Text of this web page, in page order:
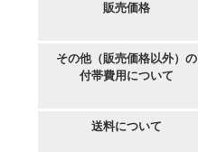
販売価格
その他（販売価格以外）の
付帯費用について
送料について